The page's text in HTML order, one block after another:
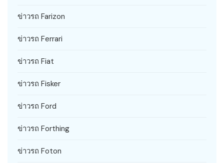
ข่าวรถ Farizon
ข่าวรถ Ferrari
ข่าวรถ Fiat
ข่าวรถ Fisker
ข่าวรถ Ford
ข่าวรถ Forthing
ข่าวรถ Foton